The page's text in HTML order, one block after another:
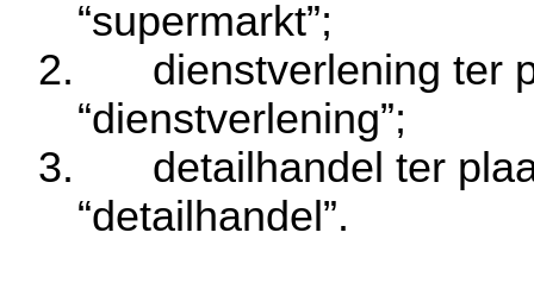
“supermarkt”;
2.
dienstverlening ter
“dienstverlening”;
3.
detailhandel ter
“detailhandel”.